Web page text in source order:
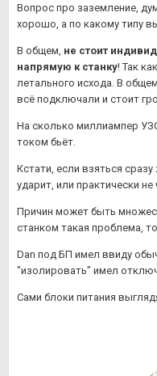
Вопрос про заземление,
хорошо, а по какому типу
В общем, не стоит
напрямую к станку! Так
летального исхода. В
всё подключали и стоит
На сколько миллиампер
током бьёт.
Кстати, если взяться
ударит, или практически не
Причин может быть
станком такая проблема, то
Dan под БП имел ввиду
"изолировать" имел
Сами блоки питания